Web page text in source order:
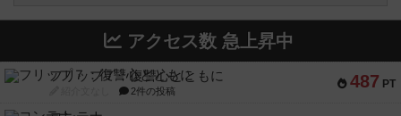
アクセス数 急上昇中
487 PT
フリップ７：復讐心とともに
2件の投稿